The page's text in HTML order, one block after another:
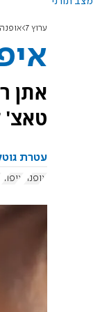
ערוץ 7 אופנה
אתן
טאצ'
עטרת
אופנה
איפור